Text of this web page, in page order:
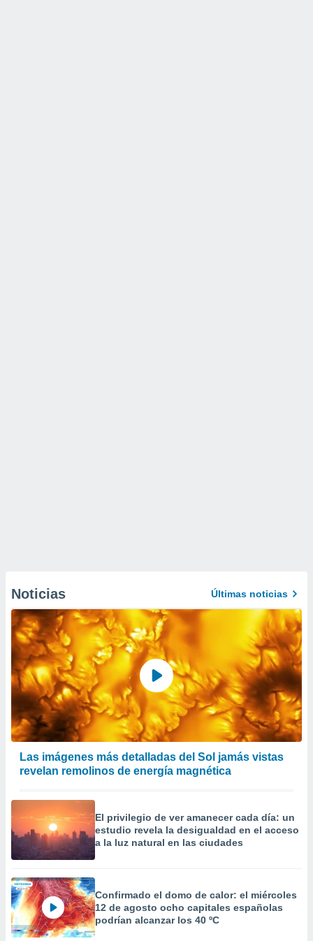
Noticias Últimas noticias
Las imágenes más detalladas del Sol jamás vistas
revelan remolinos de energía magnética
El privilegio de ver amanecer cada día: un
estudio revela la desigualdad en el acceso
a la luz natural en las ciudades
Confirmado el domo de calor: el miércoles
12 de agosto ocho capitales españolas
podrían alcanzar los 40 ºC